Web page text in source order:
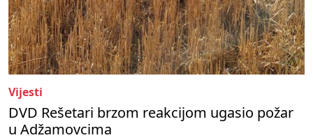
Vijesti
DVD Rešetari brzom reakcijom ugasio požar
u Adžamovcima